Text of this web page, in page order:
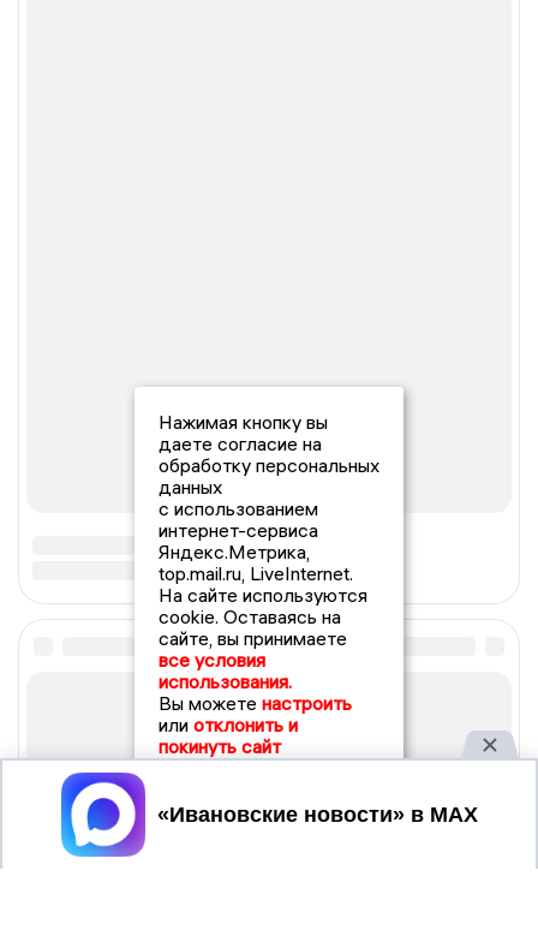
Нажимая кнопку вы
даете согласие на
обработку персональных
данных
с использованием
интернет-сервиса
Яндекс.Метрика,
top.mail.ru, LiveInternet.
На сайте используются
cookie. Оставаясь на
сайте, вы принимаете
все условия
использования.
Вы можете настроить
или отклонить и
покинуть сайт
Принять